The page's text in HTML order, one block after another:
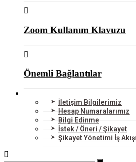
Zoom Kullanım Klavuzu
Önemli Bağlantılar
İletişim Bilgilerimiz
Hesap Numaralarımız
Bilgi Edinme
İstek / Öneri / Şikayet
Şikayet Yönetimi İş Akışı